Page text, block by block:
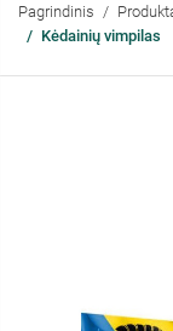
Pagrindinis
Kėdainių vimpilas